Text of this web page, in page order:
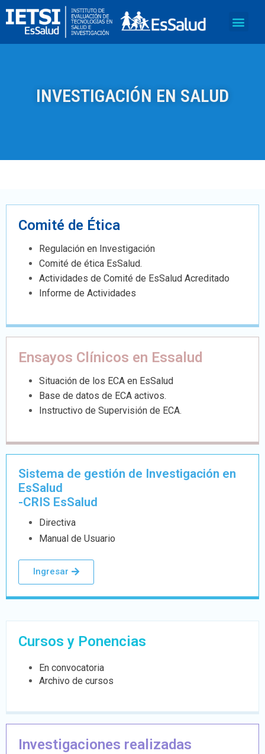
INVESTIGACIÓN EN SALUD
Comité de Ética
Regulación en Investigación
Comité de ética EsSalud.
Actividades de Comité de EsSalud Acreditado
Informe de Actividades
Ensayos Clínicos en Essalud
Situación de los ECA en EsSalud
Base de datos de ECA activos.
Instructivo de Supervisión de ECA.
Sistema de gestión de Investigación en
EsSalud
-CRIS EsSalud
Directiva
Manual de Usuario
Ingresar
Cursos y Ponencias
En convocatoria
Archivo de cursos
Investigaciones realizadas